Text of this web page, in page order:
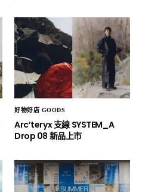
好物好店 GOODS
Arc’teryx 支線 SYSTEM_A
Drop 08 新品上市